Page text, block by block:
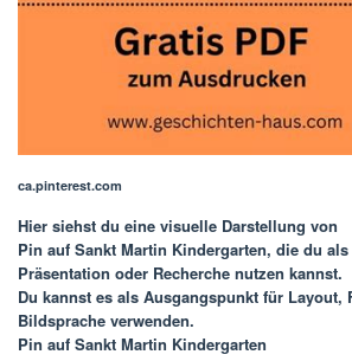
ca.pinterest.com
Hier siehst du eine visuelle Darstellung von
Pin auf Sankt Martin Kindergarten, die du
Präsentation oder Recherche nutzen kannst.
Du kannst es als Ausgangspunkt für Layout,
Bildsprache verwenden.
Pin auf Sankt Martin Kindergarten